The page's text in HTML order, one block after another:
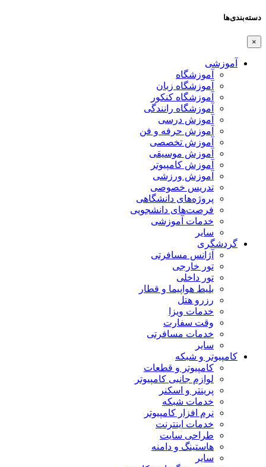
دسته‌بندی‌ها
×
آموزشی
آموزشگاه
آموزشگاه زبان
آموزشگاه کنکور
آموزشگاه رانندگی
آموزش درسی
آموزش حرفه و فن
آموزش تخصصی
آموزش موسیقی
آموزش کامپیوتر
آموزش ورزشی
تدریس خصوصی
پروژه‌های دانشگاهی
فرصت‌های دانشجویی
خدمات آموزشی
سایر
گردشگری
آژانس مسافرتی
تور خارجی
تور داخلی
بلیط هواپیما و قطار
رزرو هتل
خدمات ویزا
وقت سفارت
خدمات مسافرتی
سایر
کامپیوتر و شبکه
کامپیوتر و قطعات
لوازم جانبی کامپیوتر
پرینتر و اسکنر
خدمات شبکه
نرم افزار کامپیوتر
خدمات اینترنت
طراحی سایت
هاستینگ و دامنه
سایر